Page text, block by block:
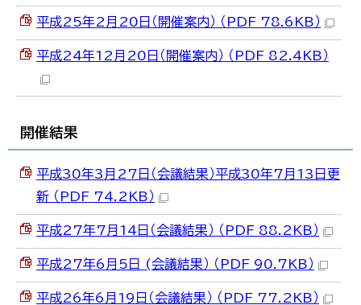
平成25年2月20日（開催案内） （PDF 78.6KB）
平成24年12月20日（開催案内） （PDF 82.4KB）
開催結果
平成30年3月27日（会議結果）平成30年7月13日更
新 （PDF 74.2KB）
平成27年7月14日（会議結果） （PDF 88.2KB）
平成27年6月5日 (会議結果） （PDF 90.7KB）
平成26年6月19日（会議結果） （PDF 77.2KB）